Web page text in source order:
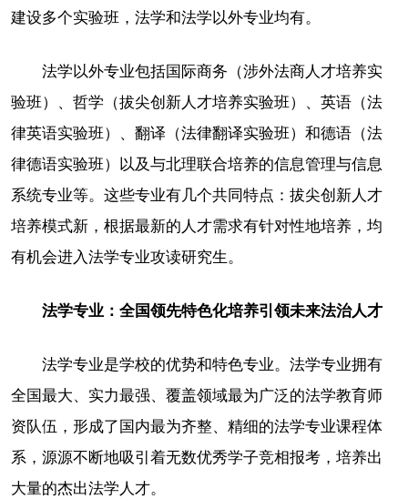
建设多个实验班，法学和法学以外专业均有。
法学以外专业包括国际商务（涉外法商人才培养实
验班）、哲学（拔尖创新人才培养实验班）、英语（法
律英语实验班）、翻译（法律翻译实验班）和德语（法
律德语实验班）以及与北理联合培养的信息管理与信息
系统专业等。这些专业有几个共同特点：拔尖创新人才
培养模式新，根据最新的人才需求有针对性地培养，均
有机会进入法学专业攻读研究生。
法学专业：全国领先特色化培养引领未来法治人才
法学专业是学校的优势和特色专业。法学专业拥有
全国最大、实力最强、覆盖领域最为广泛的法学教育师
资队伍，形成了国内最为齐整、精细的法学专业课程体
系，源源不断地吸引着无数优秀学子竞相报考，培养出
大量的杰出法学人才。